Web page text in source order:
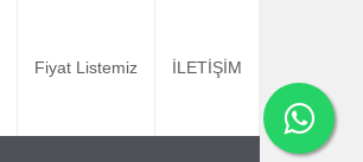
Fiyat Listemiz İLETİŞİM